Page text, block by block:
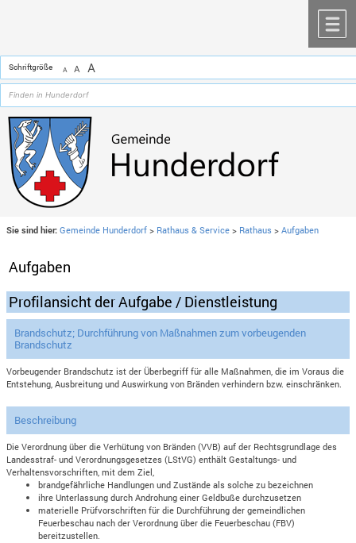
Schriftgröße A A A
Sie sind hier: Gemeinde Hunderdorf > Rathaus & Service > Rathaus >Aufgaben
Aufgaben
Profilansicht der Aufgabe / Dienstleistung
Brandschutz; Durchführung von Maßnahmen zum vorbeugenden
Brandschutz
Vorbeugender Brandschutz ist der Überbegriff für alle Maßnahmen, die im Voraus die
Entstehung, Ausbreitung und Auswirkung von Bränden verhindern bzw. einschränken.
Beschreibung
Die Verordnung über die Verhütung von Bränden (VVB) auf der Rechtsgrundlage des
Landesstraf- und Verordnungsgesetzes (LStVG) enthält Gestaltungs- und
Verhaltensvorschriften, mit dem Ziel,
brandgefährliche Handlungen und Zustände als solche zu bezeichnen
ihre Unterlassung durch Androhung einer Geldbuße durchzusetzen
materielle Prüfvorschriften für die Durchführung der gemeindlichen
Feuerbeschau nach der Verordnung über die Feuerbeschau (FBV)
bereitzustellen.